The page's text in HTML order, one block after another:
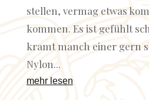
stellen, vermag etwas
kommen. Es ist gefühlt
kramt manch einer gern
Nylon...
mehr lesen